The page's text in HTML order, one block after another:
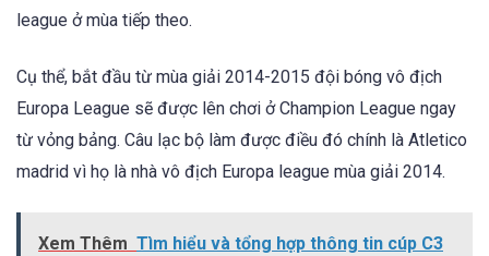
league ở mùa tiếp theo.
Cụ thể, bắt đầu từ mùa giải 2014-2015 đội bóng vô địch
Europa League sẽ được lên chơi ở Champion League ngay
từ vỏng bảng. Câu lạc bộ làm được điều đó chính là Atletico
madrid vì họ là nhà vô địch Europa league mùa giải 2014.
Xem Thêm Tìm hiểu và tổng hợp thông tin cúp C3